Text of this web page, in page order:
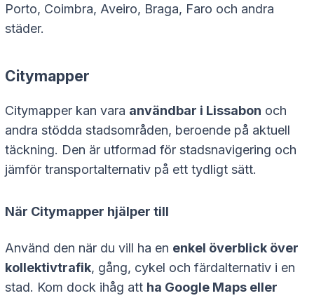
Porto, Coimbra, Aveiro, Braga, Faro och andra
städer.
Citymapper
Citymapper kan vara användbar i Lissabon och
andra stödda stadsområden, beroende på aktuell
täckning. Den är utformad för stadsnavigering och
jämför transportalternativ på ett tydligt sätt.
När Citymapper hjälper till
Använd den när du vill ha en enkel överblick över
kollektivtrafik, gång, cykel och färdalternativ i en
stad. Kom dock ihåg att ha Google Maps eller